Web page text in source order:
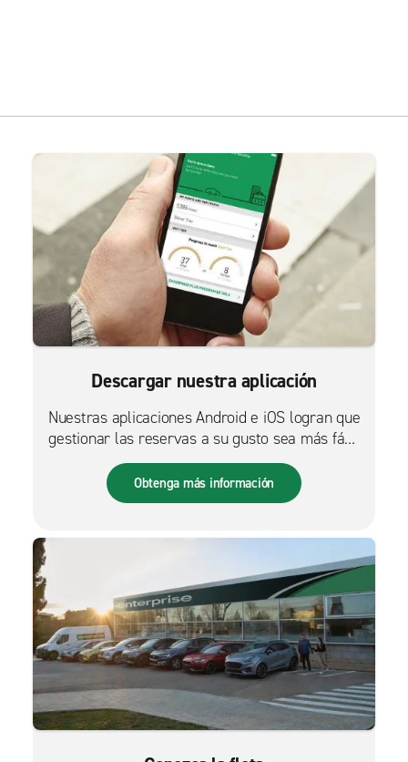
Descargar nuestra aplicación
Nuestras aplicaciones Android e iOS logran que
gestionar las reservas a su gusto sea más fácil
que nunca.
Obtenga más información